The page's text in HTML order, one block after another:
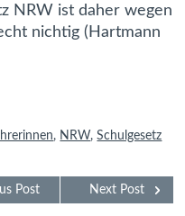
NRW ist daher wegen
nichtig (Hartmann
, NRW,Schulgesetz
Next Post
Post